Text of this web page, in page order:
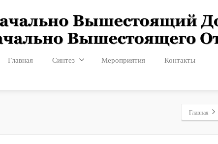
Главная Синтез Мероприятия Контакты
Главная